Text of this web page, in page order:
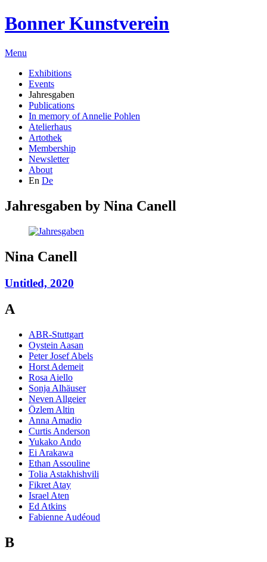
Bonner Kunstverein
Menu
Exhibitions
Events
Jahresgaben
Publications
In memory of Annelie Pohlen
Atelierhaus
Artothek
Membership
Newsletter
About
En De
Jahresgaben by Nina Canell
Nina Canell
Untitled, 2020
A
ABR-Stuttgart
Oystein Aasan
Peter Josef Abels
Horst Ademeit
Rosa Aiello
Sonja Alhäuser
Neven Allgeier
Özlem Altin
Anna Amadio
Curtis Anderson
Yukako Ando
Ei Arakawa
Ethan Assouline
Tolia Astakhishvili
Fikret Atay
Israel Aten
Ed Atkins
Fabienne Audéoud
B